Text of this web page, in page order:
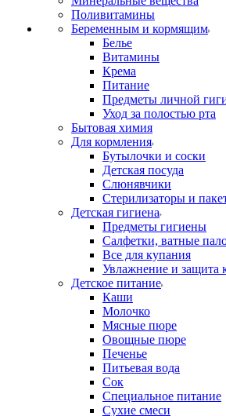
Поливитамины
Беременным и кормящим
Белье
Витамины
Крема
Питание
Предметы личной
Уход за полостью рта
Бытовая химия
Для кормления
Бутылочки и соски
Детская посуда
Слюнявчики
Стерилизаторы и
Детская гигиена
Предметы гигиены
Салфетки, ватные
Все для купания
Увлажнение и защита
Детское питание
Каши
Молочко
Мясные пюре
Овощные пюре
Печенье
Питьевая вода
Сок
Специальное питание
Сухие смеси